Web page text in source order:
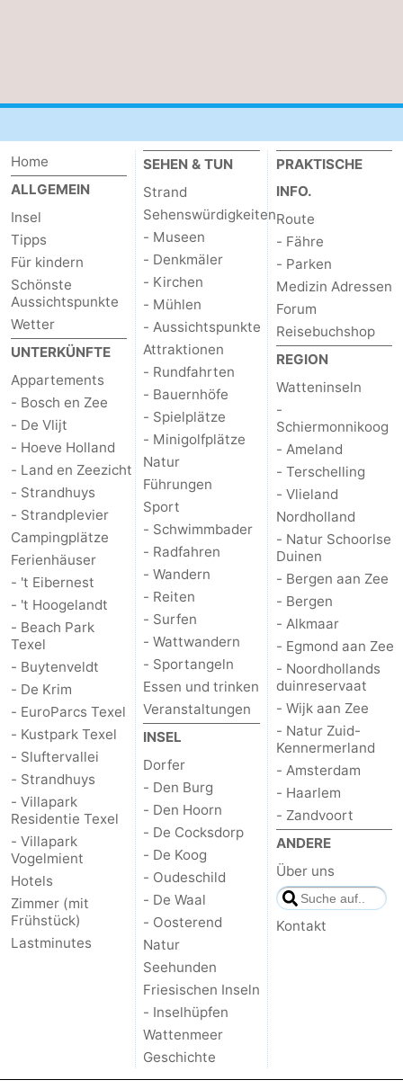
Home
ALLGEMEIN
Insel
Tipps
Für kindern
Schönste
Aussichtspunkte
Wetter
UNTERKÜNFTE
Appartements
- Bosch en Zee
- De Vlijt
- Hoeve Holland
- Land en Zeezicht
- Strandhuys
- Strandplevier
Campingplätze
Ferienhäuser
- 't Eibernest
- 't Hoogelandt
- Beach Park
Texel
- Buytenveldt
- De Krim
- EuroParcs Texel
- Kustpark Texel
- Sluftervallei
- Strandhuys
- Villapark
Residentie Texel
- Villapark
Vogelmient
Hotels
Zimmer (mit
Frühstück)
Lastminutes
SEHEN & TUN
Strand
Sehenswürdigkeiten
- Museen
- Denkmäler
- Kirchen
- Mühlen
- Aussichtspunkte
Attraktionen
- Rundfahrten
- Bauernhöfe
- Spielplätze
- Minigolfplätze
Natur
Führungen
Sport
- Schwimmbader
- Radfahren
- Wandern
- Reiten
- Surfen
- Wattwandern
- Sportangeln
Essen und trinken
Veranstaltungen
INSEL
Dorfer
- Den Burg
- Den Hoorn
- De Cocksdorp
- De Koog
- Oudeschild
- De Waal
- Oosterend
Natur
Seehunden
Friesischen Inseln
- Inselhüpfen
Wattenmeer
Geschichte
PRAKTISCHE
INFO.
Route
- Fähre
- Parken
Medizin Adressen
Forum
Reisebuchshop
REGION
Watteninseln
-
Schiermonnikoog
- Ameland
- Terschelling
- Vlieland
Nordholland
- Natur Schoorlse
Duinen
- Bergen aan Zee
- Bergen
- Alkmaar
- Egmond aan Zee
- Noordhollands
duinreservaat
- Wijk aan Zee
- Natur Zuid-
Kennermerland
- Amsterdam
- Haarlem
- Zandvoort
ANDERE
Über uns
Kontakt